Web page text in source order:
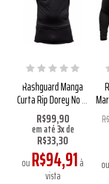
Rashguard Manga
Curta Rip Dorey No Gi
Marrom
R$99,90
em até3xde
R$33,30
ouR$94,91à
vista
ou